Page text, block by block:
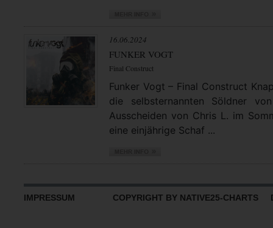
16.06.2024
FUNKER VOGT
Final Construct
Funker Vogt – Final Construct
die selbsternannten Söldner
Ausscheiden von Chris L. im
eine einjährige Schaf ...
IMPRESSUM COPYRIGHT BY NATIVE25-CHARTS